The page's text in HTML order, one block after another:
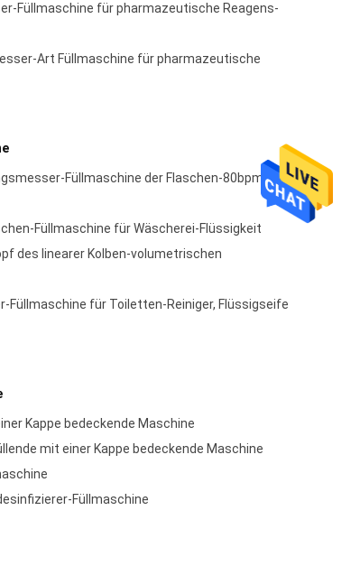
Füllmaschine für pharmazeutische Reagens-
Art Füllmaschine für pharmazeutische
Füllmaschine der Flaschen-80bpm mit
Füllmaschine für Wäscherei-Flüssigkeit
des linearer Kolben-volumetrischen
für Toiletten-Reiniger, Flüssigseife
Kappe bedeckende Maschine
mit einer Kappe bedeckende Maschine
Füllmaschine